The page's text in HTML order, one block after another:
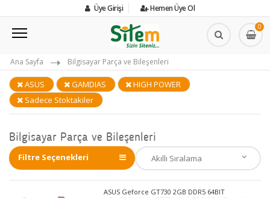
Üye Girişi Hemen Üye Ol
0
Ana Sayfa Bilgisayar Parça ve Bileşenleri
ASUS GAMDIAS
HIGH POWER
Sadece Stoktakiler
Bilgisayar Parça ve Bileşenleri
Filtre Seçenekleri
ASUS Geforce GT730 2GB DDR5 64BIT